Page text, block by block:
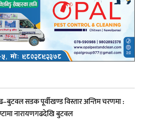
सडक पूर्वीखण्ड विस्तार अन्तिम चरणमा :
नारायणगढदेखि बुटवल